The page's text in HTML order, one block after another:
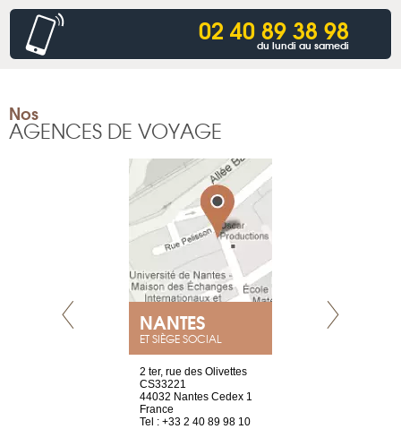
02 40 89 38 98
du lundi au samedi
Nos
AGENCES DE VOYAGE
NANTES
ET SIÈGE SOCIAL
2 ter, rue des Olivettes
CS33221
44032 Nantes Cedex 1
France
Tel : +33 2 40 89 98 10